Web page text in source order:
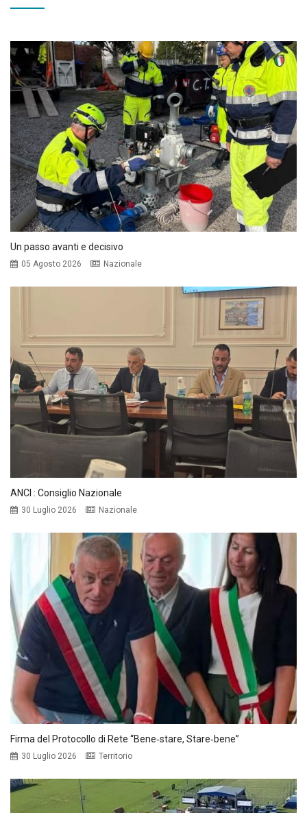
Un passo avanti e decisivo
05 Agosto 2026 Nazionale
ANCI : Consiglio Nazionale
30 Luglio 2026 Nazionale
Firma del Protocollo di Rete “Bene‑stare, Stare‑bene”
30 Luglio 2026 Territorio